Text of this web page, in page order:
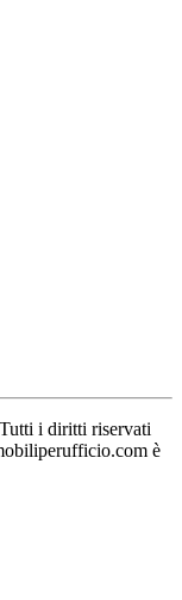
i diritti riservati
è